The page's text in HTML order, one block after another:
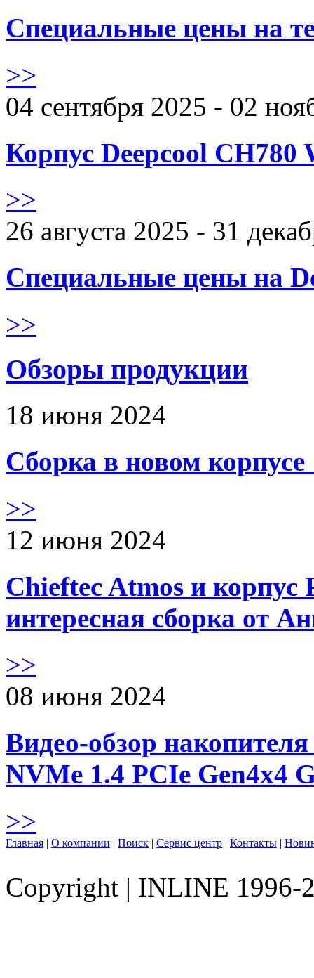
Специальные цены на
>>
04 сентября 2025 - 02
Корпус Deepcool CH780
>>
26 августа 2025 - 31
Специальные цены на
>>
Обзоры продукции
18 июня 2024
Сборка в новом
>>
12 июня 2024
Chieftec Atmos и корпус
интересная сборка от
>>
08 июня 2024
Видео-обзор
NVMe 1.4 PCIe Gen4х4
>>
Главная | О компании | Поиск | Сервис центр | Контакты |
Copyright | INLINE 1996-